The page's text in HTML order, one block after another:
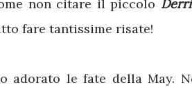
non citare il piccolo
fare tantissime risate!
adorato le fate della May.